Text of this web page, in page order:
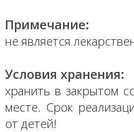
Примечание:
не является
Условия хранения:
хранить в закрытом
месте. Срок
от детей!